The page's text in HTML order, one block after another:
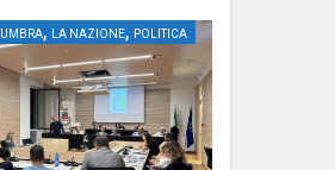
UMBRA, LA NAZIONE, POLITICA